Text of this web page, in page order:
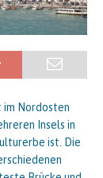
Nordosten
Insels in
ist. Die